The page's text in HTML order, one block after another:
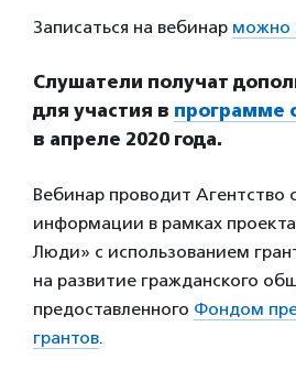
Записаться на вебинар можно
Слушатели получат
для участия в программе
в апреле 2020 года.
Вебинар проводит Агентство
информации в рамках
Люди» с использованием
на развитие гражданского
предоставленного Фондом
грантов.